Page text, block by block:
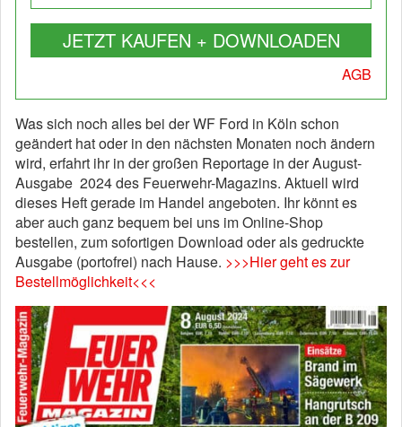
JETZT KAUFEN + DOWNLOADEN
AGB
Was sich noch alles bei der WF Ford in Köln schon
geändert hat oder in den nächsten Monaten noch ändern
wird, erfahrt ihr in der großen Reportage in der August-
Ausgabe 2024 des Feuerwehr-Magazins. Aktuell wird
dieses Heft gerade im Handel angeboten. Ihr könnt es
aber auch ganz bequem bei uns im Online-Shop
bestellen, zum sofortigen Download oder als gedruckte
Ausgabe (portofrei) nach Hause. >>>Hier geht es zur
Bestellmöglichkeit<<<